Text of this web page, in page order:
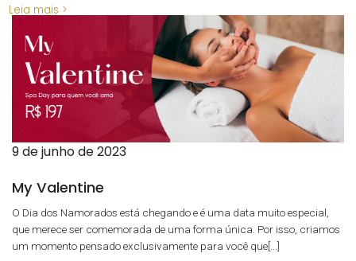
Leia mais >
9 de junho de 2023
My Valentine
O Dia dos Namorados está chegando e é uma data muito especial,
que merece ser comemorada de uma forma única. Por isso, criamos
um momento pensado exclusivamente para você que[...]